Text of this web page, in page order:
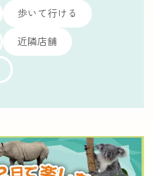
歩いて行ける
近隣店舗